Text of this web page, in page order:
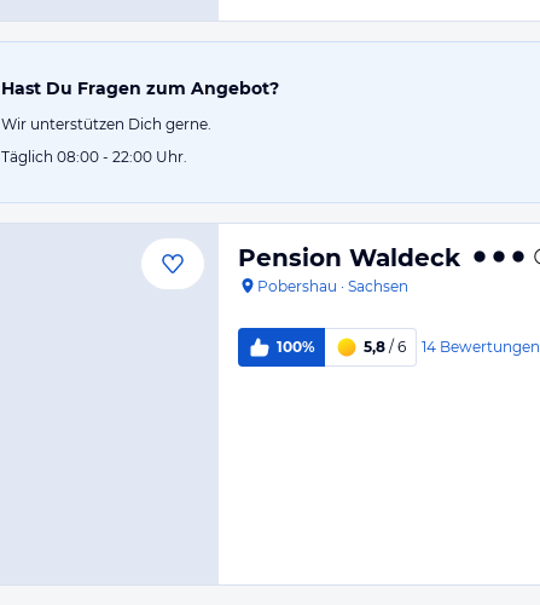
Hast Du Fragen zum Angebot?
Wir unterstützen Dich gerne.
Täglich 08:00 - 22:00 Uhr.
Pension Waldeck
Pobershau · Sachsen
100% 5,8 / 6 14 Bewertungen